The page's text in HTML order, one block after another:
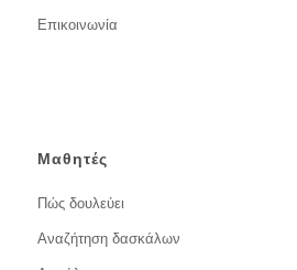
Επικοινωνία
Μαθητές
Πώς δουλεύει
Αναζήτηση δασκάλων